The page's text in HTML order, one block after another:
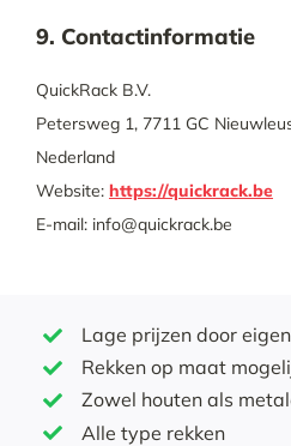
9. Contactinformatie
QuickRack B.V.
Petersweg 1, 7711 GC
Nederland
Website: https://quickrack.be
E-mail: info@quickrack.be
Lage prijzen door
Rekken op maat
Zowel houten als
Alle type rekken